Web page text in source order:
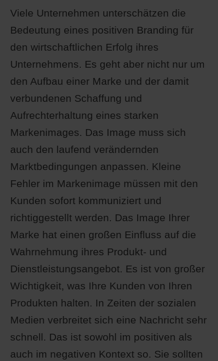
Viele Unternehmen unterschätzen die
Bedeutung eines positiven Branding für
den wirtschaftlichen Erfolg ihres
Unternehmens. Es geht aber nicht nur um
den Aufbau einer Marke und der damit
verbundenen Schaffung und
Aufrechterhaltung eines starken
Markenimages. Das Image muss sich
auch den laufend verändernden
Marktbedingungen anpassen. Kleine
Fehler im Markenimage müssen mit den
Kunden sofort kommuniziert und
richtiggestellt werden. Das Image Ihrer
Marke hat einen großen Einfluss auf die
Wahrnehmung ihres Produkt- und
Dienstleistungsangebot. Es ist von großer
Wichtigkeit, was Ihre Kunden von Ihren
Produkten halten. In Zeiten der sozialen
Medien verbreitet sich eine Nachricht sehr
schnell. Das ist sowohl im positiven als
auch im negativen Kontext so. Sie sollten